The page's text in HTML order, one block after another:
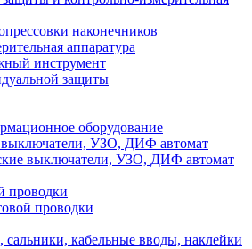
наконечников
аппаратура
инструмент
защиты
оборудование
выключатели, УЗО, ДИФ автомат
выключатели, УЗО, ДИФ автомат
проводки
проводки
сальники, кабельные вводы, наклейки